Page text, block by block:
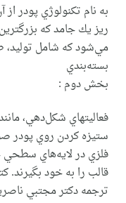
به نام تكنولوژي پودر
مي‌شود كه شامل توليد،
بسته‌بندي
بخش دوم :
فعاليتهاي شكل‌دهي،
ستيزه كردن روي پودر
فلزي در لايه‌هاي
قالب را به خود بگيرند.
ترجمه دكتر مجتبي